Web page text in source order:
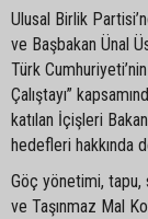
Ulusal Birlik
ve Başbakan Ünal
Türk
Çalıştayı”
katılan İçişleri
hedefleri hakkında
Göç yönetimi,
ve Taşınmaz Mal